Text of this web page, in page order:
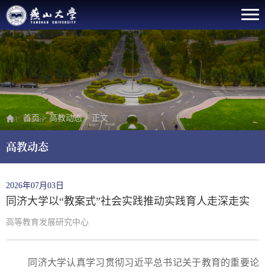
首页>高教动态> 正文
高教动态
2026年07月03日
同济大学以“教案式”社会实践推动实践育人走深走实
高等教育发展研究中心
同济大学认真学习贯彻习近平总书记关于教育的重要论